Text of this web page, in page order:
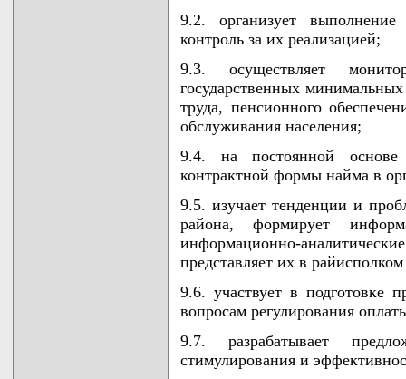
9.2. организует
контроль за их реализацией;
9.3. осуществляет
государственных
труда, пенсионного
обслуживания населения;
9.4. на постоянной основе
контрактной формы найма в
9.5. изучает тенденции и
района, формирует
информационно-
представляет их в
9.6. участвует в подготовке
вопросам регулирования
9.7. разрабатывает
стимулирования и